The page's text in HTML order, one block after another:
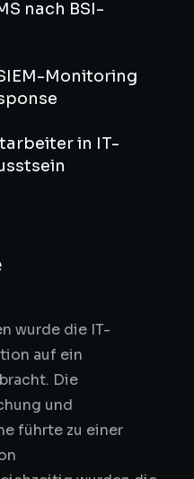
nach BSI-
Monitoring
in IT-
wurde die IT-
auf ein
Die
und
führte zu einer